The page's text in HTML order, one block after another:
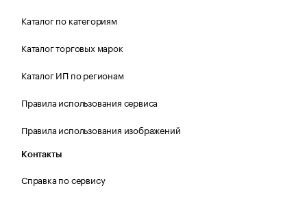
Каталог по категориям
Каталог торговых марок
Каталог ИП по регионам
Правила использования сервиса
Правила использования изображений
Контакты
Справка по сервису